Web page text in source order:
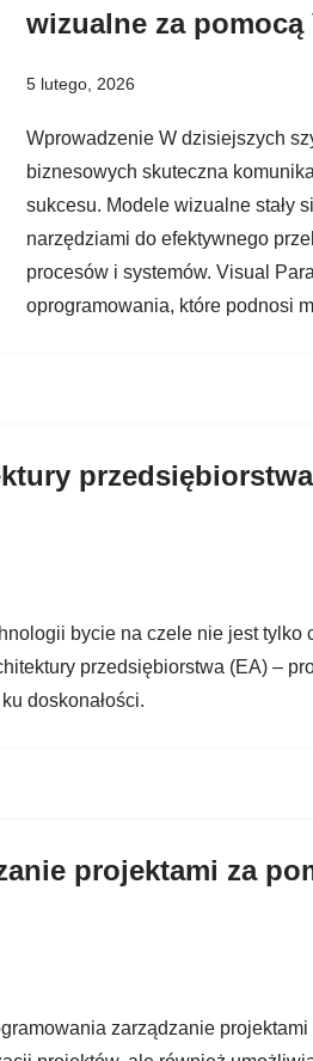
wizualne za
5 lutego, 2026
Wprowadzenie W dzisiejszych
biznesowych skuteczna
sukcesu. Modele wizualne stały
narzędziami do efektywnego
procesów i systemów. Visual
oprogramowania, które podnosi
bycie na czele nie jest tylko
przedsiębiorstwa (EA) –
doskonałości.
projektami za
zarządzanie projektami